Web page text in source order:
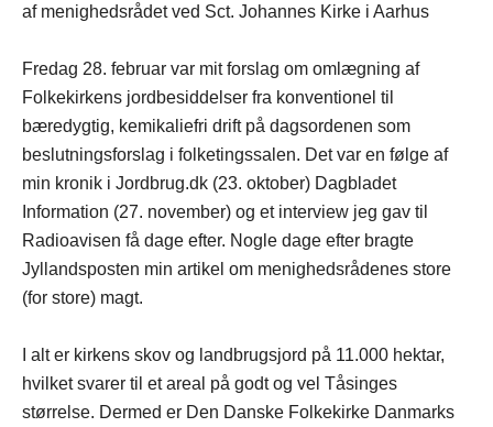
af menighedsrådet ved Sct. Johannes Kirke i Aarhus
Fredag 28. februar var mit forslag om omlægning af
Folkekirkens jordbesiddelser fra konventionel til
bæredygtig, kemikaliefri drift på dagsordenen som
beslutningsforslag i folketingssalen. Det var en følge af
min kronik i Jordbrug.dk (23. oktober) Dagbladet
Information (27. november) og et interview jeg gav til
Radioavisen få dage efter. Nogle dage efter bragte
Jyllandsposten min artikel om menighedsrådenes store
(for store) magt.
I alt er kirkens skov og landbrugsjord på 11.000 hektar,
hvilket svarer til et areal på godt og vel Tåsinges
størrelse. Dermed er Den Danske Folkekirke Danmarks